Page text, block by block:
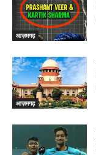
आज़मगढ़
आज़मगढ़